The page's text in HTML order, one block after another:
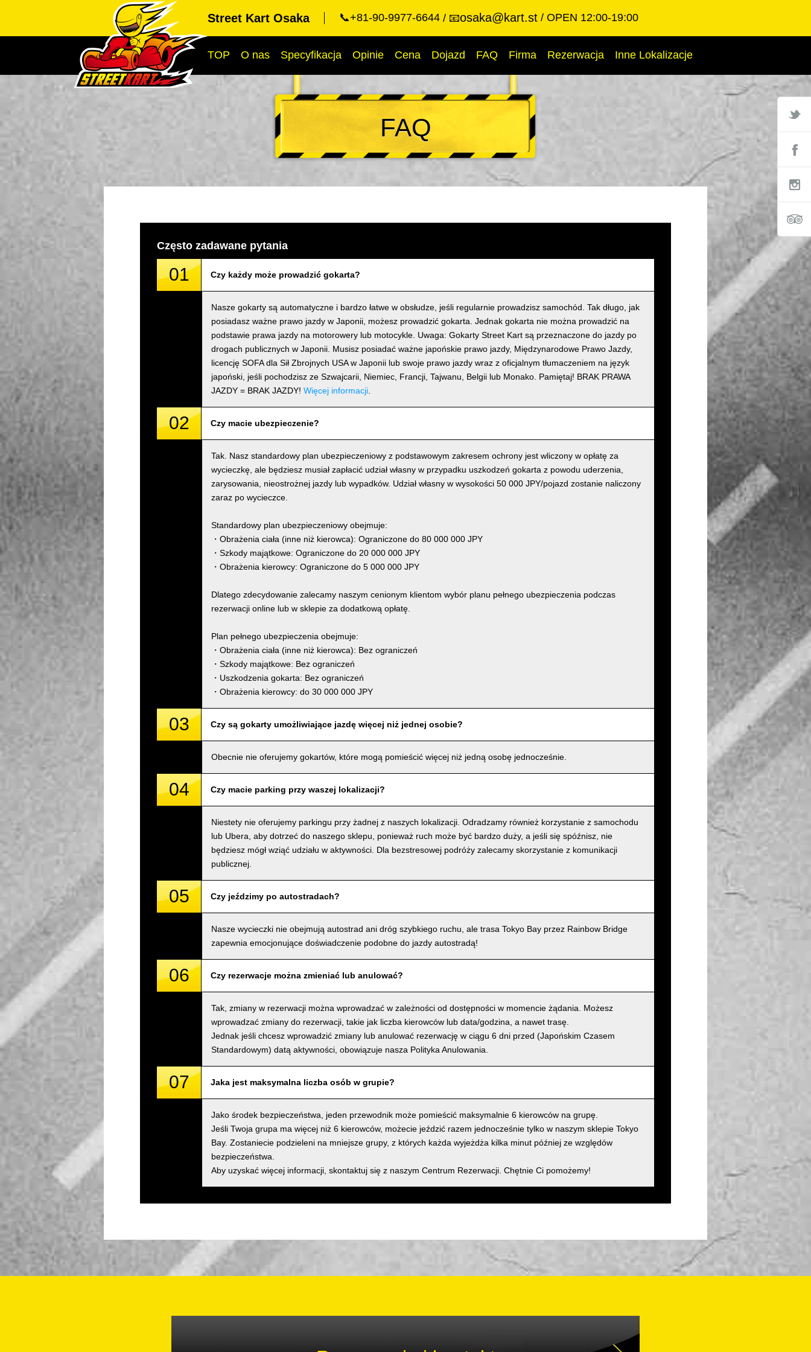
Street Kart Osaka 📞+81-90-9977-6644 📧osaka@kart.st OPEN 12:00-19:00
TOP O nas Specyfikacja Opinie Cena Dojazd FAQ Firma Rezerwacja Inne Lokalizacje
FAQ
Często zadawane pytania
01 Czy każdy może prowadzić gokarta?
Nasze gokarty są automatyczne i bardzo łatwe w obsłudze, jeśli regularnie prowadzisz samochód. Tak długo, jak
posiadasz ważne prawo jazdy w Japonii, możesz prowadzić gokarta. Jednak gokarta nie można prowadzić na
podstawie prawa jazdy na motorowery lub motocykle. Uwaga: Gokarty Street Kart są przeznaczone do jazdy po
drogach publicznych w Japonii. Musisz posiadać ważne japońskie prawo jazdy, Międzynarodowe Prawo Jazdy,
licencję SOFA dla Sił Zbrojnych USA w Japonii lub swoje prawo jazdy wraz z oficjalnym tłumaczeniem na język
japoński, jeśli pochodzisz ze Szwajcarii, Niemiec, Francji, Tajwanu, Belgii lub Monako. Pamiętaj! BRAK PRAWA
JAZDY = BRAK JAZDY! Więcej informacji
02 Czy macie ubezpieczenie?
Tak. Nasz standardowy plan ubezpieczeniowy z podstawowym zakresem ochrony jest wliczony w opłatę za
wycieczkę, ale będziesz musiał zapłacić udział własny w przypadku uszkodzeń gokarta z powodu uderzenia,
zarysowania, nieostrożnej jazdy lub wypadków. Udział własny w wysokości 50 000 JPY/pojazd zostanie naliczony
zaraz po wycieczce.
Standardowy plan ubezpieczeniowy obejmuje:
・Obrażenia ciała (inne niż kierowca): Ograniczone do 80 000 000 JPY
・Szkody majątkowe: Ograniczone do 20 000 000 JPY
・Obrażenia kierowcy: Ograniczone do 5 000 000 JPY
Dlatego zdecydowanie zalecamy naszym cenionym klientom wybór planu pełnego ubezpieczenia podczas
rezerwacji online lub w sklepie za dodatkową opłatę.
Plan pełnego ubezpieczenia obejmuje:
・Obrażenia ciała (inne niż kierowca): Bez ograniczeń
・Szkody majątkowe: Bez ograniczeń
・Uszkodzenia gokarta: Bez ograniczeń
・Obrażenia kierowcy: do 30 000 000 JPY
03 Czy są gokarty umożliwiające jazdę więcej niż jednej osobie?
Obecnie nie oferujemy gokartów, które mogą pomieścić więcej niż jedną osobę jednocześnie.
04 Czy macie parking przy waszej lokalizacji?
Niestety nie oferujemy parkingu przy żadnej z naszych lokalizacji. Odradzamy również korzystanie z samochodu
lub Ubera, aby dotrzeć do naszego sklepu, ponieważ ruch może być bardzo duży, a jeśli się spóźnisz, nie
będziesz mógł wziąć udziału w aktywności. Dla bezstresowej podróży zalecamy skorzystanie z komunikacji
publicznej.
05 Czy jeździmy po autostradach?
Nasze wycieczki nie obejmują autostrad ani dróg szybkiego ruchu, ale trasa Tokyo Bay przez Rainbow Bridge
zapewnia emocjonujące doświadczenie podobne do jazdy autostradą!
06 Czy rezerwacje można zmieniać lub anulować?
Tak, zmiany w rezerwacji można wprowadzać w zależności od dostępności w momencie żądania. Możesz
wprowadzać zmiany do rezerwacji, takie jak liczba kierowców lub data/godzina, a nawet trasę.
Jednak jeśli chcesz wprowadzić zmiany lub anulować rezerwację w ciągu 6 dni przed (Japońskim Czasem
Standardowym) datą aktywności, obowiązuje nasza Polityka Anulowania.
07 Jaka jest maksymalna liczba osób w grupie?
Jako środek bezpieczeństwa, jeden przewodnik może pomieścić maksymalnie 6 kierowców na grupę.
Jeśli Twoja grupa ma więcej niż 6 kierowców, możecie jeździć razem jednocześnie tylko w naszym sklepie Tokyo
Bay. Zostaniecie podzieleni na mniejsze grupy, z których każda wyjeżdża kilka minut później ze względów
bezpieczeństwa.
Aby uzyskać więcej informacji, skontaktuj się z naszym Centrum Rezerwacji. Chętnie Ci pomożemy!